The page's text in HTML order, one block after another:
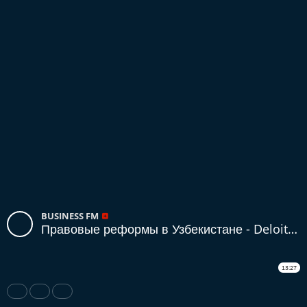
BUSINESS FM
Правовые реформы в Узбекистане - Deloitte Эксперт. Айнур Абдалова
13:27
Share